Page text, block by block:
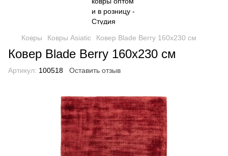
Ковры Ковры Asiatic Ковер Blade Berry 160х230 см
Ковер Blade Berry 160х230 см
Артикул: 100518 Оставить отзыв